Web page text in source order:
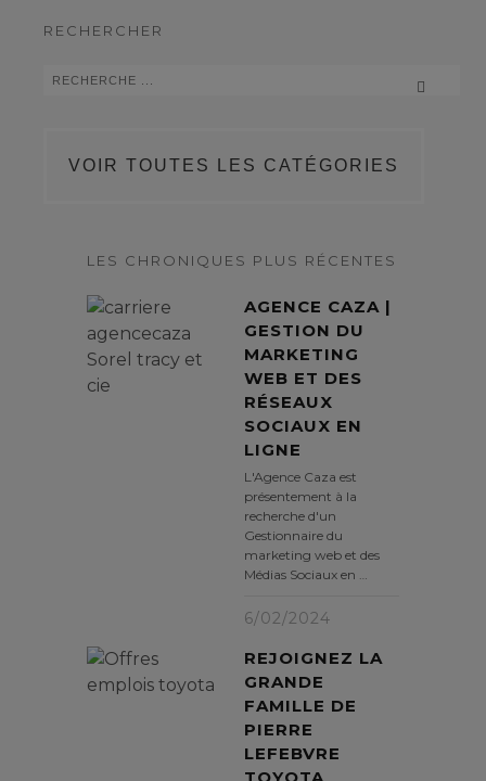
RECHERCHER
VOIR TOUTES LES CATÉGORIES
LES CHRONIQUES PLUS RÉCENTES
AGENCE CAZA |
GESTION DU
MARKETING
WEB ET DES
RÉSEAUX
SOCIAUX EN
LIGNE
L'Agence Caza est
présentement à la
recherche d'un
Gestionnaire du
marketing web et des
Médias Sociaux en …
6/02/2024
REJOIGNEZ LA
GRANDE
FAMILLE DE
PIERRE
LEFEBVRE
TOYOTA